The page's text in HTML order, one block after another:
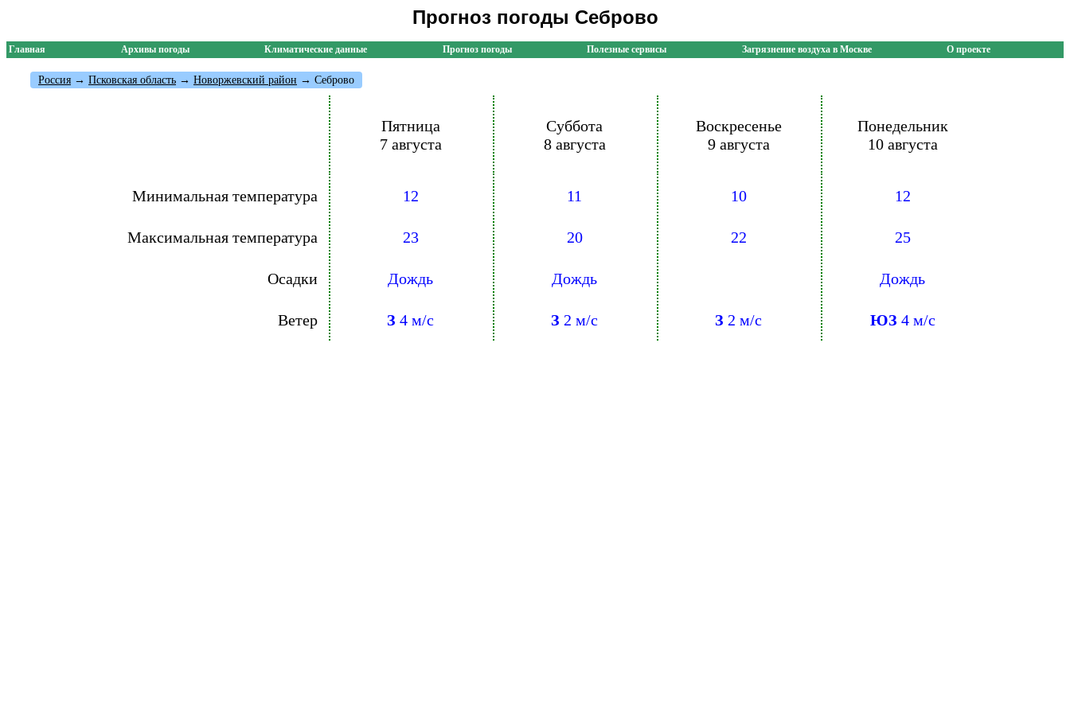
Прогноз погоды Себрово
Главная Архивы погоды Климатические данные Прогноз погоды Полезные сервисы Загрязнение воздуха в Москве О проекте
Россия → Псковская область → Новоржевский район → Себрово
Пятница
7 августа
Суббота
8 августа
Воскресенье
9 августа
Понедельник
10 августа
Минимальная температура 12 11 10 12
Максимальная температура 23 20 22 25
Осадки Дождь Дождь Дождь
Ветер З 4 м/с З 2 м/с З 2 м/с ЮЗ 4 м/с